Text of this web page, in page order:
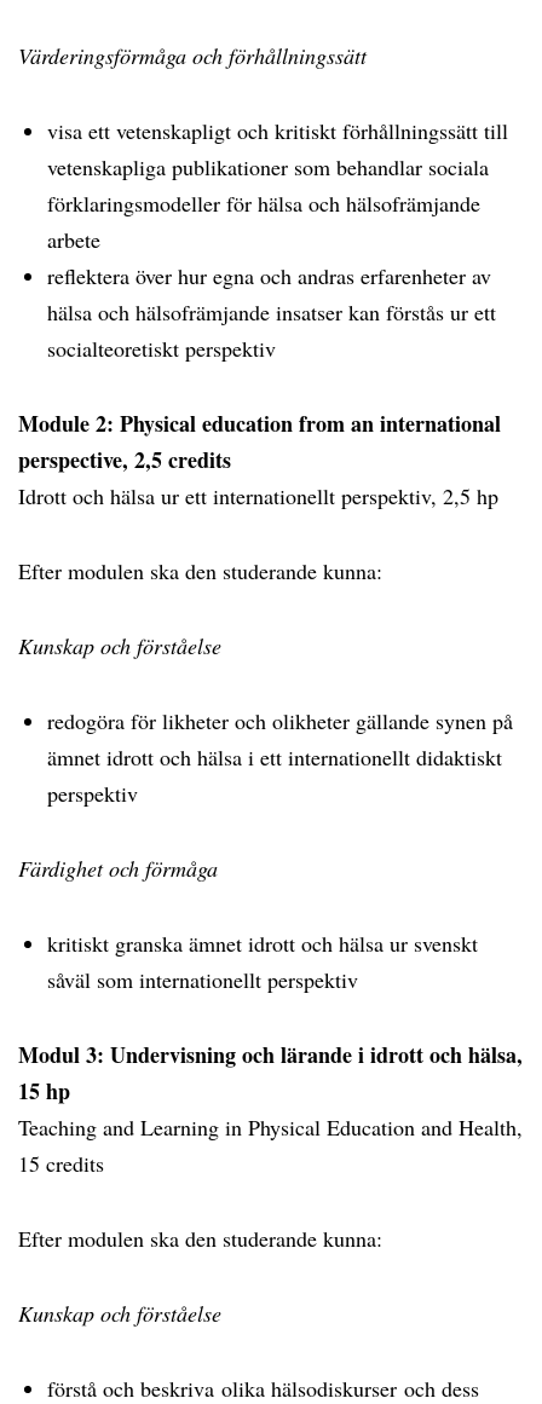
Värderingsförmåga och förhållningssätt
visa ett vetenskapligt och kritiskt förhållningssätt till
vetenskapliga publikationer som behandlar sociala
förklaringsmodeller för hälsa och hälsofrämjande
arbete
reflektera över hur egna och andras erfarenheter av
hälsa och hälsofrämjande insatser kan förstås ur ett
socialteoretiskt perspektiv
Module 2: Physical education from an international
perspective, 2,5 credits
Idrott och hälsa ur ett internationellt perspektiv, 2,5 hp
Efter modulen ska den studerande kunna:
Kunskap och förståelse
redogöra för likheter och olikheter gällande synen på
ämnet idrott och hälsa i ett internationellt didaktiskt
perspektiv
Färdighet och förmåga
kritiskt granska ämnet idrott och hälsa ur svenskt
såväl som internationellt perspektiv
Modul 3: Undervisning och lärande i idrott och hälsa,
15 hp
Teaching and Learning in Physical Education and Health,
15 credits
Efter modulen ska den studerande kunna:
Kunskap och förståelse
förstå och beskriva olika hälsodiskurser och dess